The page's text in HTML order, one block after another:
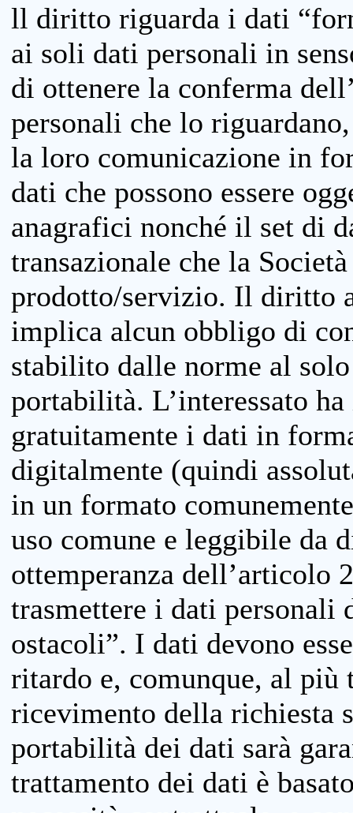
ll diritto riguarda i dati
ai soli dati personali in
di ottenere la conferma
personali che lo
la loro comunicazione in
dati che possono essere
anagrafici nonché il set di
transazionale che la
prodotto/servizio. Il diritto
implica alcun obbligo di
stabilito dalle norme al
portabilità. L’interessato
gratuitamente i dati in
digitalmente (quindi
in un formato
uso comune e leggibile da
ottemperanza dell’articolo
trasmettere i dati personali
ostacoli”. I dati devono
ritardo e, comunque, al più
ricevimento della richiesta
portabilità dei dati sarà
trattamento dei dati è